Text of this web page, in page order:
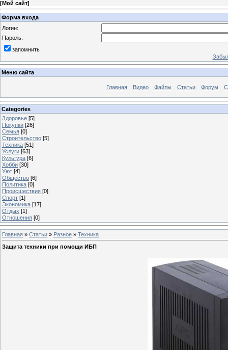
[Мой сайт]
Форма входа
Логин:
Пароль:
запомнить
Меню сайта
Главная Видео Файлы Статьи Форум
Categories
Здоровье [5]
Покупки [26]
Семья [0]
Строительство [5]
Техника [51]
Услуги [63]
Культура [6]
Хобби [30]
Уют [4]
Общество [6]
Политика [0]
Происшествия [0]
Спорт [1]
Экономика [17]
Отдых [1]
Отношения [0]
Главная » Статьи » Разное » Техника
Защита техники при помощи ИБП